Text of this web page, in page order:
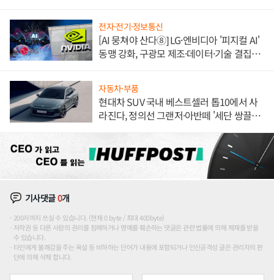
전자·전기·정보통신
[AI 뭉쳐야 산다⑧] LG·엔비디아 '피지컬 AI'
동맹 강화, 구광모 제조·데이터·기술 결집
자동차·부품
현대차 SUV 국내 베스트셀러 톱10에서 사
라진다, 정의선 그랜저·아반떼 '세단 쌍끌
기사댓글0개
200자까지 쓰실 수 있습니다. (현재 0 byte / 최대 400byte)
저작권 등 다른 사람의 권리를 침해하거나 명예를 훼손하는 댓글은 관련 법률에 의해 제재를 받을
수 있습니다.
타인에게 불쾌감을 주는 욕설 등 비하하는 단어가 내용에 포함되거나 인신공격성 글은 관리자의 판
단에 의해 삭제 합니다.